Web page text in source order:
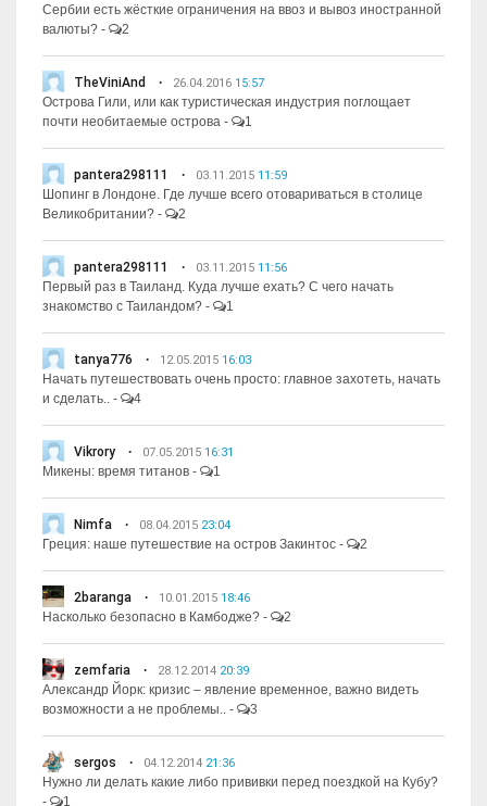
Сербии есть жёсткие ограничения на ввоз и вывоз иностранной
валюты? - 2
TheViniAnd 26.04.2016 15:57
Острова Гили, или как туристическая индустрия поглощает
почти необитаемые острова - 1
pantera298111 03.11.2015 11:59
Шопинг в Лондоне. Где лучше всего отовариваться в столице
Великобритании? - 2
pantera298111 03.11.2015 11:56
Первый раз в Таиланд. Куда лучше ехать? С чего начать
знакомство с Таиландом? - 1
tanya776 12.05.2015 16:03
Начать путешествовать очень просто: главное захотеть, начать
и сделать..
- 4
Vikrory 07.05.2015 16:31
Микены: время титанов - 1
Nimfa 08.04.2015 23:04
Греция: наше путешествие на остров Закинтос - 2
2baranga 10.01.2015 18:46
Насколько безопасно в Камбодже? - 2
zemfaria 28.12.2014 20:39
Александр Йорк: кризис – явление временное, важно видеть
возможности а не проблемы..
- 3
sergos 04.12.2014 21:36
Нужно ли делать какие либо прививки перед поездкой на Кубу?
-
1